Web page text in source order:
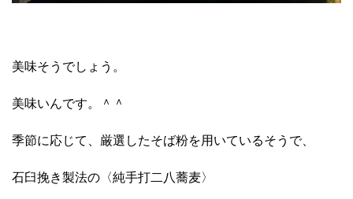
美味そうでしょう。
美味いんです。＾＾
季節に応じて、厳選したそば粉を用いているそうで、
石臼挽き製法の〈純手打二八蕎麦〉